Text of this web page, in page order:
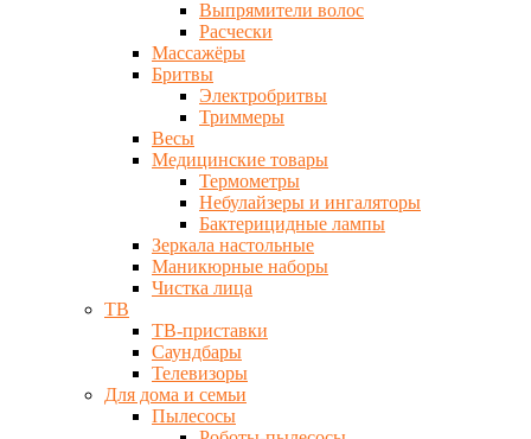
Выпрямители волос
Расчески
Массажёры
Бритвы
Электробритвы
Триммеры
Весы
Медицинские товары
Термометры
Небулайзеры и ингаляторы
Бактерицидные лампы
Зеркала настольные
Маникюрные наборы
Чистка лица
ТВ
ТВ-приставки
Саундбары
Телевизоры
Для дома и семьи
Пылесосы